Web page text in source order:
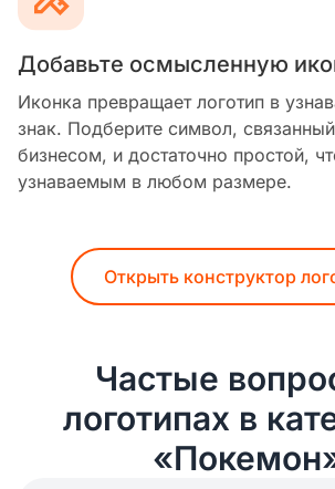
Добавьте осмысленную
Иконка превращает логотип в
знак. Подберите символ,
бизнесом, и достаточно простой,
узнаваемым в любом размере.
Открыть конструктор
Частые
логотипах в